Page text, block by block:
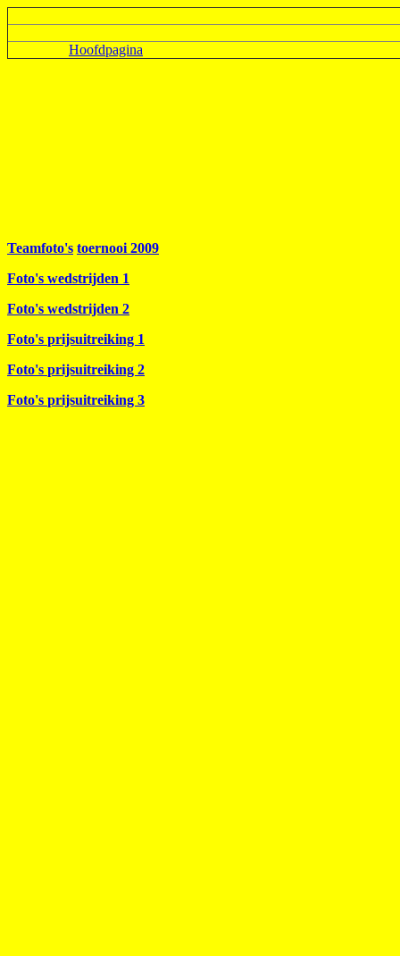
Hoofdpagina
Teamfoto's toernooi 2009
Foto's wedstrijden 1
Foto's wedstrijden 2
Foto's prijsuitreiking 1
Foto's prijsuitreiking 2
Foto's prijsuitreiking 3